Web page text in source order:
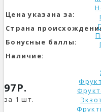
Цена указана за:
Страна
Бонусные баллы:
Наличие:
97Р.
за 1 шт.